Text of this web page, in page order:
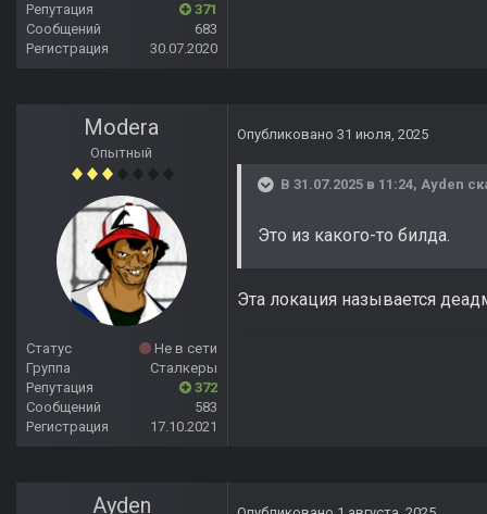
Репутация
371
Сообщений
683
Регистрация
30.07.2020
Modera
Опытный
Статус
Не в сети
Группа
Сталкеры
Репутация
372
Сообщений
583
Регистрация
17.10.2021
Опубликовано 31 июля, 2025
В 31.07.2025 в 11:24, Ayden
Это из какого-то билда.
Эта локация называется
Ayden